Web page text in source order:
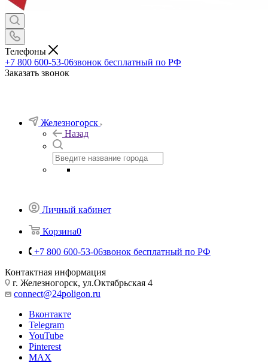
Телефоны
+7 800 600-53-06звонок бесплатный по РФ
Заказать звонок
Железногорск
Назад
Личный кабинет
Корзина0
+7 800 600-53-06звонок бесплатный по РФ
Контактная информация
г. Железногорск, ул.Октябрьская 4
connect@24poligon.ru
Вконтакте
Telegram
YouTube
Pinterest
MAX